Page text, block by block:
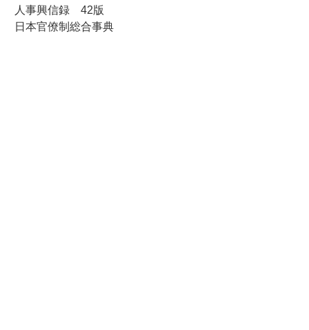
人事興信録 42版
日本官僚制総合事典